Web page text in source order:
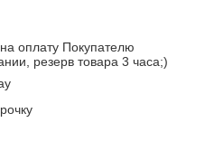
оплату Покупателю
резерв товара 3 часа;)